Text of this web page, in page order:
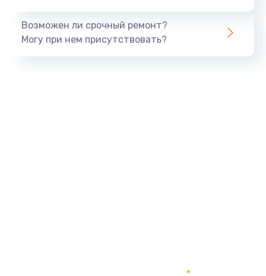
Тюнинг динамиков
Возможен ли срочный ремонт?
Могу при нем присутствовать?